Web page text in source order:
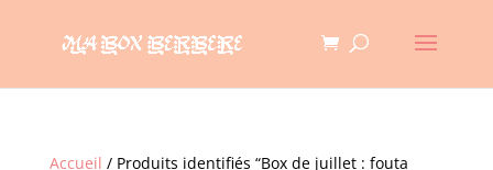
Accueil / Produits identifiés “Box de juillet : fouta